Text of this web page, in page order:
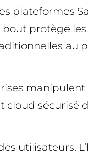
plateformes
protège
au
cloud sécurisé
utilisateurs.